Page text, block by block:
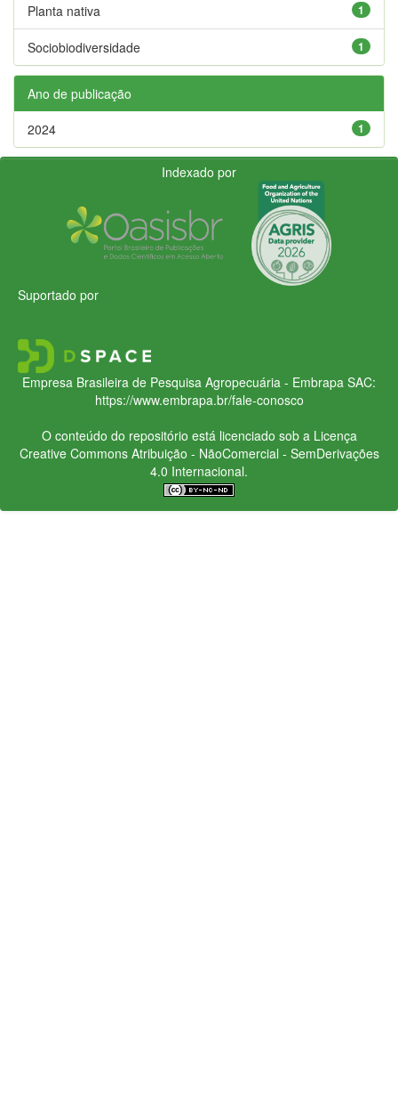
1
Planta nativa
1
Sociobiodiversidade
Ano de publicação
1
2024
Indexado por
Suportado por
Empresa Brasileira de Pesquisa Agropecuária - Embrapa SAC:
https://www.embrapa.br/fale-conosco
O conteúdo do repositório está licenciado sob a Licença
Creative CommonsAtribuição - NãoComercial - SemDerivações
4.0 Internacional.